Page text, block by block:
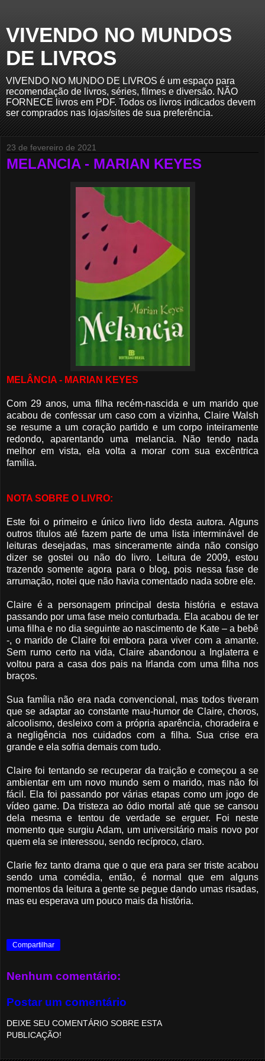
VIVENDO NO MUNDOS
DE LIVROS
VIVENDO NO MUNDO DE LIVROS é um espaço para
recomendação de livros, séries, filmes e diversão. NÃO
FORNECE livros em PDF. Todos os livros indicados devem
ser comprados nas lojas/sites de sua preferência.
23 de fevereiro de 2021
MELANCIA - MARIAN KEYES
MELÂNCIA - MARIAN KEYES
Com 29 anos, uma filha recém-nascida e um marido que
acabou de confessar um caso com a vizinha, Claire Walsh
se resume a um coração partido e um corpo inteiramente
redondo, aparentando uma melancia. Não tendo nada
melhor em vista, ela volta a morar com sua excêntrica
família.
NOTA SOBRE O LIVRO:
Este foi o primeiro e único livro lido desta autora. Alguns
outros títulos até fazem parte de uma lista interminável de
leituras desejadas, mas sinceramente ainda não consigo
dizer se gostei ou não do livro. Leitura de 2009, estou
trazendo somente agora para o blog, pois nessa fase de
arrumação, notei que não havia comentado nada sobre ele.
Claire é a personagem principal desta história e estava
passando por uma fase meio conturbada. Ela acabou de ter
uma filha e no dia seguinte ao nascimento de Kate – a bebê
-, o marido de Claire foi embora para viver com a amante.
Sem rumo certo na vida, Claire abandonou a Inglaterra e
voltou para a casa dos pais na Irlanda com uma filha nos
braços.
Sua família não era nada convencional, mas todos tiveram
que se adaptar ao constante mau-humor de Claire, choros,
alcoolismo, desleixo com a própria aparência, choradeira e
a negligência nos cuidados com a filha. Sua crise era
grande e ela sofria demais com tudo.
Claire foi tentando se recuperar da traição e começou a se
ambientar em um novo mundo sem o marido, mas não foi
fácil. Ela foi passando por várias etapas como um jogo de
vídeo game. Da tristeza ao ódio mortal até que se cansou
dela mesma e tentou de verdade se erguer. Foi neste
momento que surgiu Adam, um universitário mais novo por
quem ela se interessou, sendo recíproco, claro.
Clarie fez tanto drama que o que era para ser triste acabou
sendo uma comédia, então, é normal que em alguns
momentos da leitura a gente se pegue dando umas risadas,
mas eu esperava um pouco mais da história.
Compartilhar
Nenhum comentário:
Postar um comentário
DEIXE SEU COMENTÁRIO SOBRE ESTA
PUBLICAÇÃO!